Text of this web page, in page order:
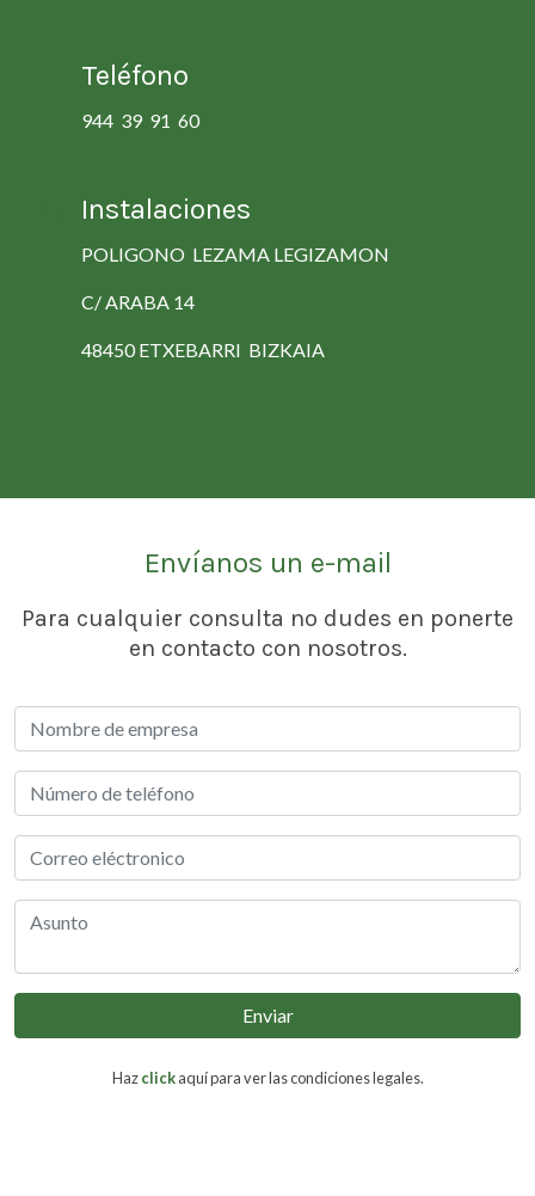
Teléfono
944 39 91 60
Instalaciones
POLIGONO LEZAMA LEGIZAMON
C/ ARABA 14
48450 ETXEBARRI BIZKAIA
Envíanos un e-mail
Para cualquier consulta no dudes en ponerte
en contacto con nosotros.
Enviar
Hazclickaquí para ver las condiciones legales.